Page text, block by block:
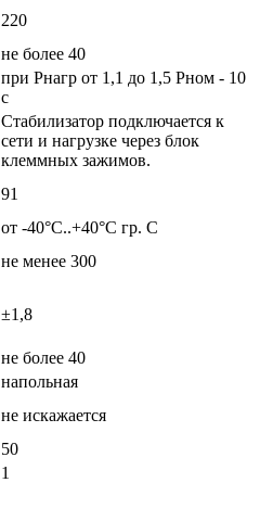
220
не более 40
при Рнагр от 1,1 до 1,5 Рном - 10
с
Стабилизатор подключается к
сети и нагрузке через блок
клеммных зажимов.
91
от -40°С..+40°С гр. С
не менее 300
±1,8
не более 40
напольная
не искажается
50
1